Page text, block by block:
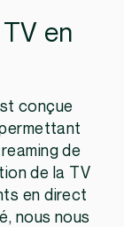
en
conçue
de
de la TV
en direct
nous nous